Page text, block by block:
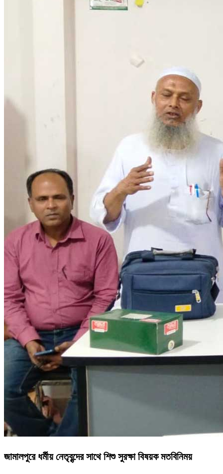
জামালপুরে ধর্মীয় নেতৃবৃন্দের সাথে শিশু সুরক্ষা বিষয়ক মতবিনিময়